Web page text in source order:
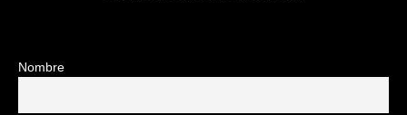
Nombre